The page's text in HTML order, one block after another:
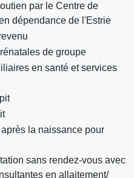
par le Centre de
dépendance de l'Estrie
de groupe
en santé et services
la naissance pour
sans rendez-vous avec
en allaitement/